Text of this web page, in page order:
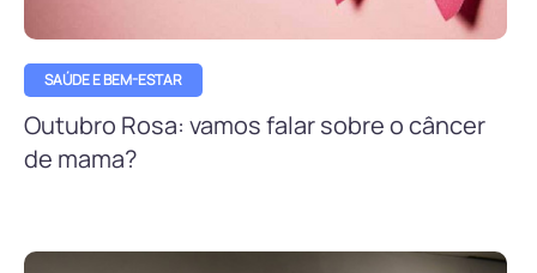
SAÚDE E BEM-ESTAR
Outubro Rosa: vamos falar sobre o câncer
de mama?